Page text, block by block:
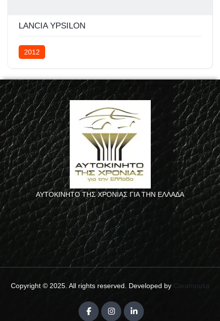
LANCIA YPSILON
2012
ΑΥΤΟΚΙΝΗΤΟ ΤΗΣ ΧΡΟΝΙΑΣ ΓΙΑ ΤΗΝ ΕΛΛΑΔΑ
Copyright © 2025. All rights reserved. Developed by Caramousa